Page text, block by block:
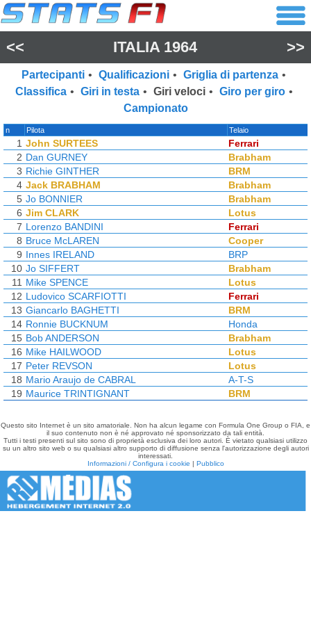
<< ITALIA 1964 >>
Partecipanti • Qualificazioni • Griglia di partenza •
Classifica • Giri in testa • Giri veloci • Giro per giro •
Campionato
n Pilota Telaio
1 John SURTEES Ferrari
2 Dan GURNEY Brabham
3 Richie GINTHER BRM
4 Jack BRABHAM Brabham
5 Jo BONNIER Brabham
6 Jim CLARK Lotus
7 Lorenzo BANDINI Ferrari
8 Bruce McLAREN Cooper
9 Innes IRELAND BRP
10 Jo SIFFERT Brabham
11 Mike SPENCE Lotus
12 Ludovico SCARFIOTTI Ferrari
13 Giancarlo BAGHETTI BRM
14 Ronnie BUCKNUM Honda
15 Bob ANDERSON Brabham
16 Mike HAILWOOD Lotus
17 Peter REVSON Lotus
18 Mario Araujo de CABRAL A-T-S
19 Maurice TRINTIGNANT BRM
Questo sito Internet è un sito amatoriale. Non ha alcun legame con Formula One Group o FIA, e
il suo contenuto non è né approvato né sponsorizzato da tali entità.
Tutti i testi presenti sul sito sono di proprietà esclusiva dei loro autori. È vietato qualsiasi utilizzo
su un altro sito web o su qualsiasi altro supporto di diffusione senza l'autorizzazione degli autori
interessati.
Informazioni / Configura i cookie | Pubblico